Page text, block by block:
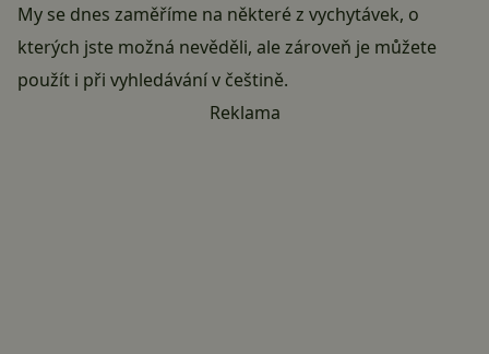
My se dnes zaměříme na některé z vychytávek, o
kterých jste možná nevěděli, ale zároveň je můžete
použít i při vyhledávání v češtině.
Reklama